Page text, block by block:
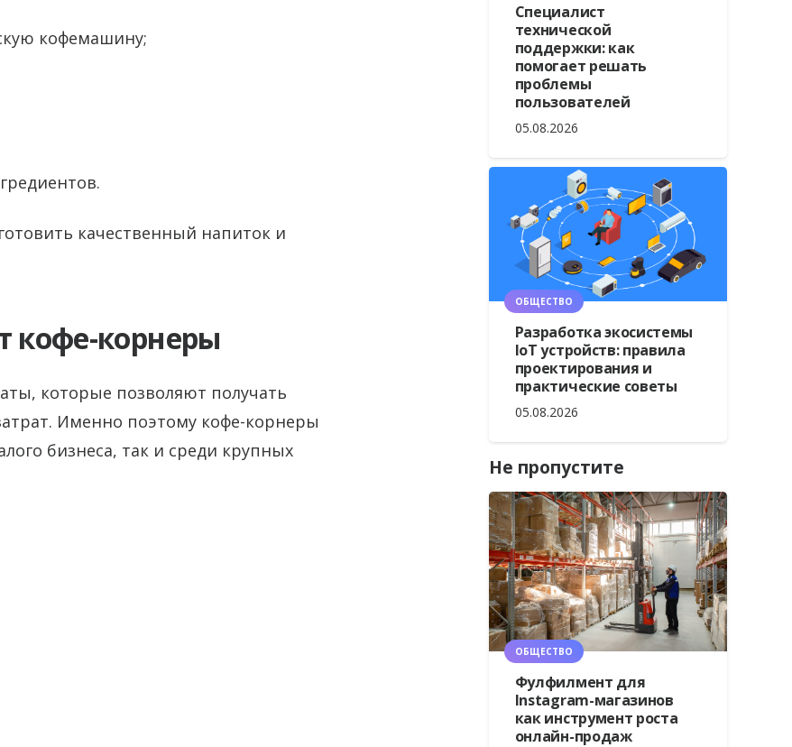
кофемашину;
качественный напиток и
кофе-корнеры
которые позволяют получать
Именно поэтому кофе-корнеры
бизнеса, так и среди крупных
Специалист
технической
поддержки: как
помогает решать
проблемы
пользователей
05.08.2026
ОБЩЕСТВО
Разработка экосистемы
IoT устройств: правила
проектирования и
практические советы
05.08.2026
Не пропустите
ОБЩЕСТВО
Фулфилмент для
Instagram-магазинов
как инструмент роста
онлайн-продаж